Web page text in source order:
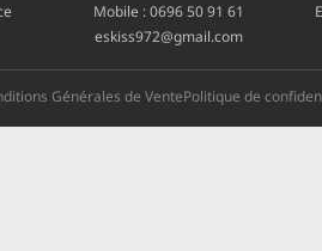
Mobile :0696 50 91 61
eskiss972@gmail.com
Générales de VentePolitique de